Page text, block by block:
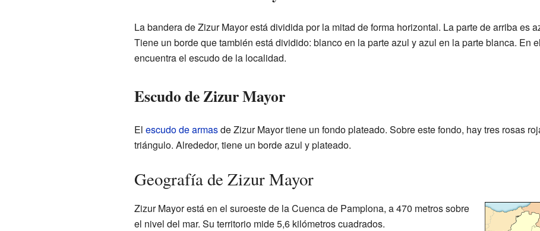
La bandera de Zizur Mayor está dividida por la mitad de forma horizontal. La parte de arriba es
Tiene un borde que también está dividido: blanco en la parte azul y azul en la parte blanca. En
encuentra el escudo de la localidad.
Escudo de Zizur Mayor
El escudo de armasde Zizur Mayor tiene un fondo plateado. Sobre este fondo, hay tres rosas
triángulo. Alrededor, tiene un borde azul y plateado.
Geografía de Zizur Mayor
Zizur Mayor está en el suroeste de la Cuenca de Pamplona, a 470 metros sobre
el nivel del mar. Su territorio mide 5,6 kilómetros cuadrados.